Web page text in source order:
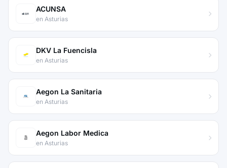
ACUNSA
en Asturias
DKV La Fuencisla
en Asturias
Aegon La Sanitaria
en Asturias
Aegon Labor Medica
en Asturias